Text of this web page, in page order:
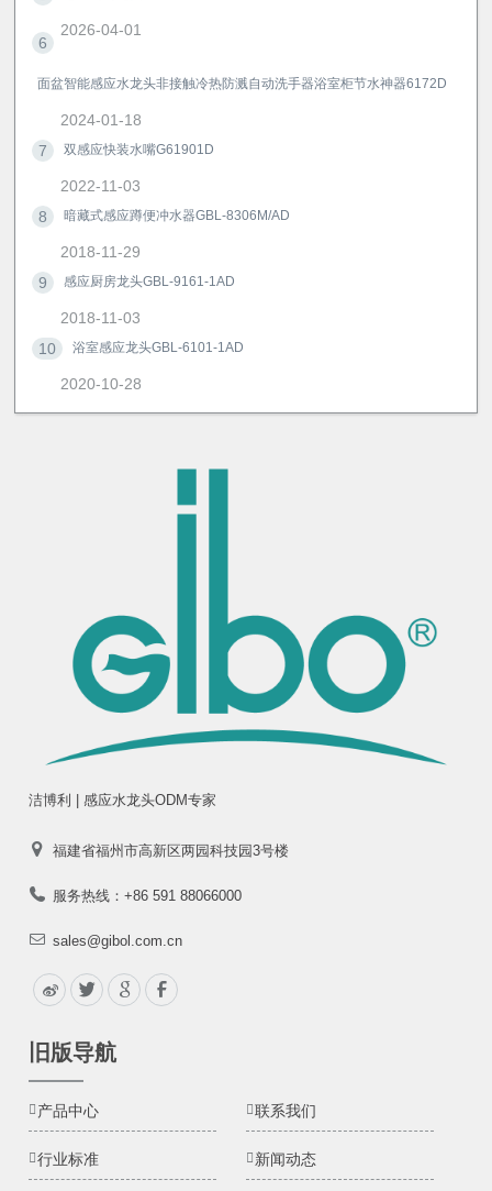
2026-04-01
6
面盆智能感应水龙头非接触冷热防溅自动洗手器浴室柜节水神器6172D
2024-01-18
7
双感应快装水嘴G61901D
2022-11-03
8
暗藏式感应蹲便冲水器GBL-8306M/AD
2018-11-29
9
感应厨房龙头GBL-9161-1AD
2018-11-03
10
浴室感应龙头GBL-6101-1AD
2020-10-28
洁博利 | 感应水龙头ODM专家
福建省福州市高新区两园科技园3号楼
服务热线：+86 591 88066000
sales@gibol.com.cn
旧版导航
产品中心 联系我们
行业标准 新闻动态